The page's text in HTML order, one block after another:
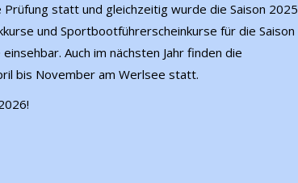
statt und gleichzeitig wurde die Saison 2025
und Sportbootführerscheinkurse für die Saison
Auch im nächsten Jahr finden die
bis November am Werlsee statt.